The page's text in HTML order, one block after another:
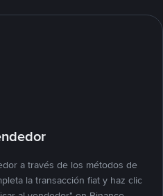
a través de los métodos de
la transacción fiat y haz clic